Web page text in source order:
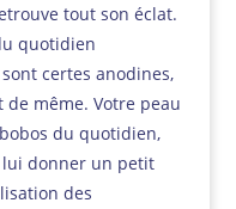
tout son éclat.
quotidien
certes anodines,
même. Votre peau
du quotidien,
lui donner un petit
des